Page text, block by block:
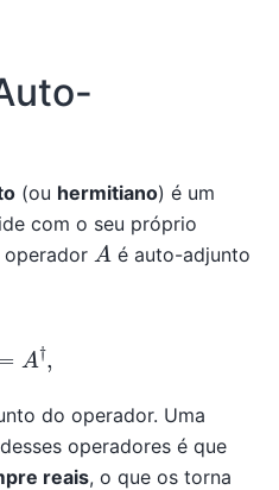
(ou hermitiano) é um
com o seu próprio
operador Aé auto-adjunto
†,
do operador. Uma
operadores é que
reais, o que os torna